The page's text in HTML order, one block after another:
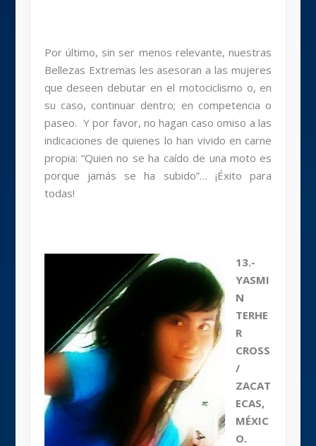
Por último, sin ser menos relevante, nuestras
Bellezas Extremas les asesoran a las mujeres
que deseen debutar en el motociclismo o, en
su caso, continuar dentro; en competencia o
paseo. Y por favor, no hagan caso omiso a las
indicaciones de quienes lo han vivido en carne
propia: “Quien no se ha caído de una moto es
porque jamás se ha subido”… ¡Éxito para
todas!
13.-
YASMI
N
TERHE
R
CROSS
/
ZACAT
ECAS,
MÉXIC
O.